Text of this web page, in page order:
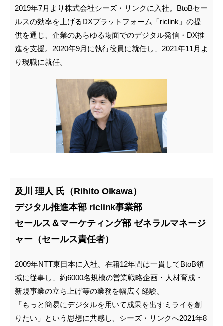
2019年7月より株式会社シーズ・リンクに入社。BtoBセー
ルスの効率を上げるDXプラットフォーム「riclink」の提
供を通じ、企業のあらゆる場面でのデジタル発信・DX推
進を支援。2020年9月に執行役員に就任し、2021年11月よ
り現職に就任。
及川 理人 氏（Rihito Oikawa）
デジタル推進本部 riclink事業部
セールス＆マーケティング部 ゼネラルマネージ
ャー（セールス責任者）
2009年NTT東日本に入社。在籍12年間は一貫してBtoB領
域に従事し、約6000名規模の営業戦略企画・人材育成・
新規事業の立ち上げ等の業務を幅広く経験。
「もっと簡易にデジタルを用いて成果を出すミライを創
りたい」という思想に共感し、シーズ・リンクへ2021年8